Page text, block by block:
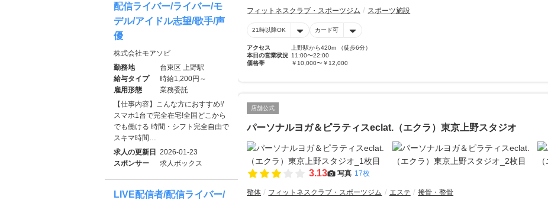
フィットネスクラブ・スポーツジム スポーツ施設
21時以降OK カード可
アクセス
上野駅から420m （徒歩6分）
本日の営業状況 11:00〜22:00
価格帯
￥10,000〜￥12,000
店舗公式
パーソナルヨガ＆ピラティスeclat.（エクラ）東京上野スタジオ
3.13 写真 17枚
整体 フィットネスクラブ・スポーツジム エステ 接骨・整骨
配信ライバー/ライバー/モ
デル/アイドル志望/歌手/声
優
株式会社モアソビ
勤務地
台東区 上野駅
給与タイプ
時給1,200円～
雇用形態
業務委託
【仕事内容】こんな方におすすめ!/
スマホ1台で完全在宅!全国どこから
でも働ける 時間・シフト完全自由で
スキマ時間…
求人の更新日 2026-01-23
スポンサー
求人ボックス
LIVE配信者/配信ライバー/